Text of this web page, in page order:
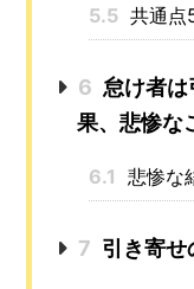
5.5 共通点
6 怠け者
果、悲惨な
6.1 悲惨な
7 引き寄せ